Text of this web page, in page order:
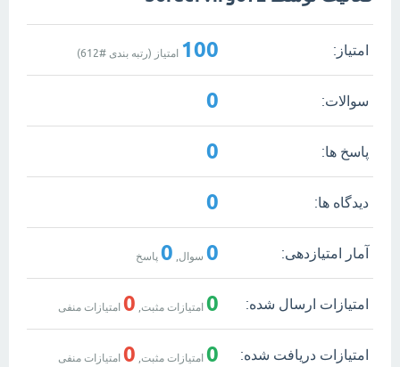
امتیاز: 100 امتیاز (رتبه بندی #612
)
سوالات: 0
پاسخ ها: 0
دیدگاه ها: 0
آمار امتیازدهی: 0 سوال, 0 پاسخ
امتیازات ارسال شده: 0 امتیازات مثبت, 0 امتیازات منفی
امتیازات دریافت شده: 0 امتیازات مثبت, 0 امتیازات منفی